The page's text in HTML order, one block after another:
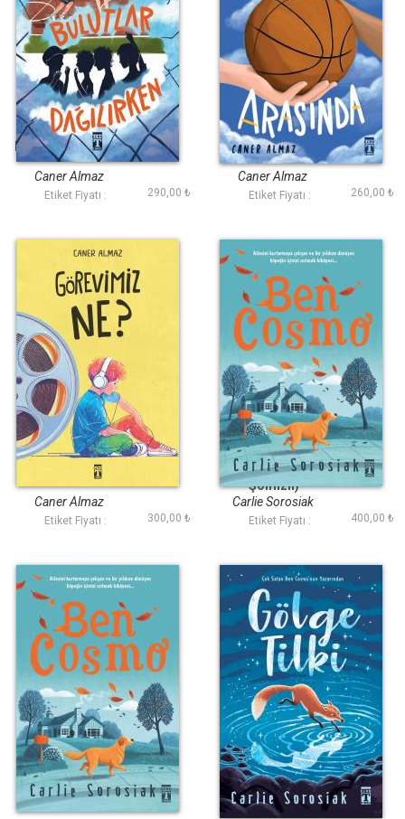
Bulutlar Dağılırken
Caner Almaz
Etiket Fiyatı : 290,00 ₺
Sislerin Arasında
Caner Almaz
Etiket Fiyatı : 260,00 ₺
Görevimiz Ne
Caner Almaz
Etiket Fiyatı : 300,00 ₺
Ben Cosmo (Ciltli
Şömizli)
Carlie Sorosiak
Etiket Fiyatı : 400,00 ₺
Ben Cosmo Gölge Tilki